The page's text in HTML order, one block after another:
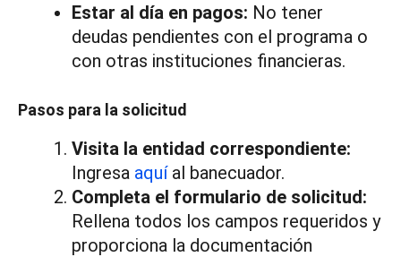
Estar al día en pagos: No tener
deudas pendientes con el programa o
con otras instituciones financieras.
Pasos para la solicitud
Visita la entidad correspondiente:
Ingresa aquí al banecuador.
Completa el formulario de solicitud:
Rellena todos los campos requeridos y
proporciona la documentación